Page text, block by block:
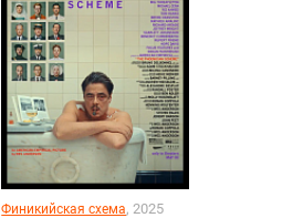
Финикийская схема, 2025